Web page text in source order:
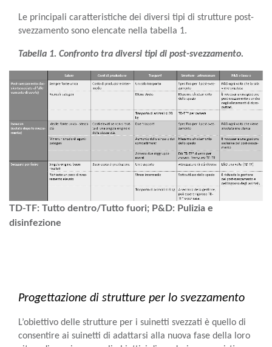
Le principali caratteristiche dei diversi tipi di strutture post-
svezzamento sono elencate nella tabella 1.
Tabella 1. Confronto tra diversi tipi di post-svezzamento.
TD-TF: Tutto dentro/Tutto fuori; P&D: Pulizia e
disinfezione
Progettazione di strutture per lo svezzamento
L’obiettivo delle strutture per i suinetti svezzati è quello di
consentire ai suinetti di adattarsi alla nuova fase della loro